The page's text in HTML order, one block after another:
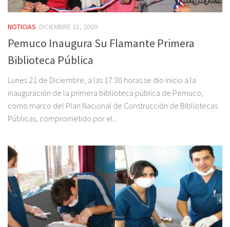
NOTICIAS DICIEMBRE 21, 2009
Pemuco Inaugura Su Flamante Primera
Biblioteca Pública
Lunes 21 de Diciembre, a las 17:30 horas se dio inicio a la
inauguración de la primera biblioteca pública de Pemuco,
como marco del Plan Nacional de Construcción de Bibliotecas
Públicas, comprometido por el...